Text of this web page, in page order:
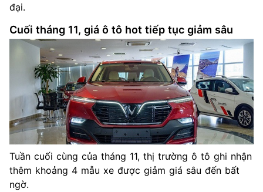
đại.
Cuối tháng 11, giá ô tô hot tiếp tục giảm sâu
Tuần cuối cùng của tháng 11, thị trường ô tô ghi nhận
thêm khoảng 4 mẫu xe được giảm giá sâu đến bất
ngờ.